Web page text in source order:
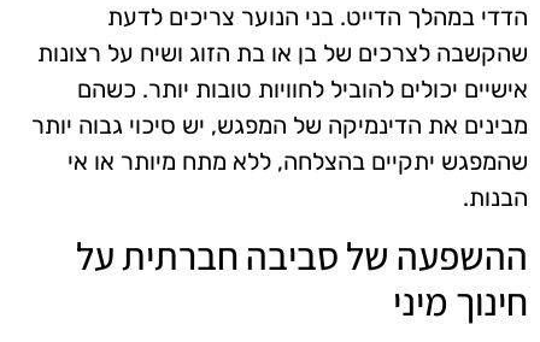
הדדי במהלך הדייט. בני הנוער צריכים לדעת
שהקשבה לצרכים של בן או בת הזוג ושיח על רצונות
אישיים יכולים להוביל לחוויות טובות יותר. כשהם
מבינים את הדינמיקה של המפגש, יש סיכוי גבוה יותר
שהמפגש יתקיים בהצלחה, ללא מתח מיותר או אי
הבנות.
ההשפעה של סביבה חברתית על
חינוך מיני